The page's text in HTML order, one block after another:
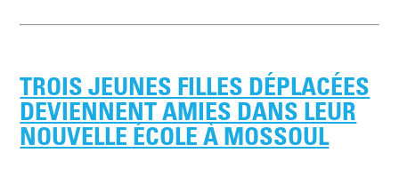
TROIS JEUNES FILLES DÉPLACÉES
DEVIENNENT AMIES DANS LEUR
NOUVELLE ÉCOLE À MOSSOUL